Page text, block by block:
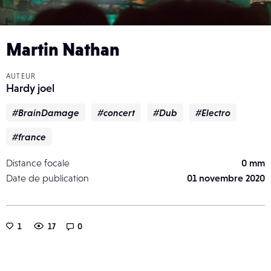
Martin Nathan
AUTEUR
Hardy joel
#BrainDamage #concert #Dub #Electro
#france
Distance focale
0 mm
Date de publication
01 novembre 2020
1 17 0